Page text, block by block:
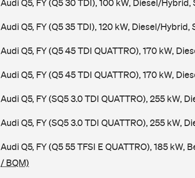
Audi Q5, FY (Q5 30 TDI), 100 kW, Diesel/Hybrid,
Audi Q5, FY (Q5 35 TDI), 120 kW, Diesel/Hybrid,
Audi Q5, FY (Q5 45 TDI QUATTRO), 170 kW,
Audi Q5, FY (Q5 45 TDI QUATTRO), 170 kW,
Audi Q5, FY (SQ5 3.0 TDI QUATTRO), 255 kW,
Audi Q5, FY (SQ5 3.0 TDI QUATTRO), 255 kW,
Audi Q5, FY (Q5 55 TFSI E QUATTRO), 185 kW,
/ BQM)